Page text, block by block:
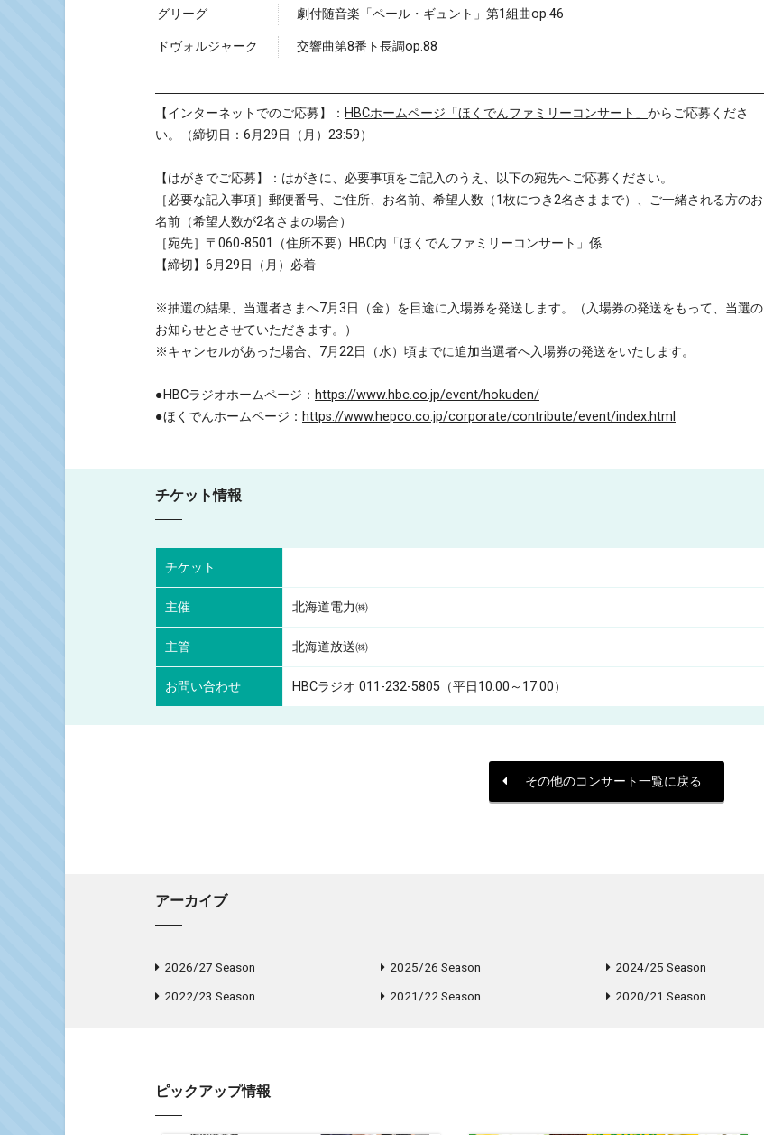
グリーグ 劇付随音楽「ペール・ギュント」第1組曲op.46
ドヴォルジャーク 交響曲第8番ト長調op.88
【インターネットでのご応募】： HBCホームページ「ほくでんファミリーコンサート」 からご応募くださ
い。（締切日：6月29日（月）23:59）
【はがきでご応募】：はがきに、必要事項をご記入のうえ、以下の宛先へご応募ください。
［必要な記入事項］郵便番号、ご住所、お名前、希望人数（1枚につき2名さままで）、ご一緒される方のお
名前（希望人数が2名さまの場合）
［宛先］〒060-8501（住所不要）HBC内「ほくでんファミリーコンサート」係
【締切】6月29日（月）必着
※抽選の結果、当選者さまへ7月3日（金）を目途に入場券を発送します。（入場券の発送をもって、当選の
お知らせとさせていただきます。）
※キャンセルがあった場合、7月22日（水）頃までに追加当選者へ入場券の発送をいたします。
●HBCラジオホームページ： https://www.hbc.co.jp/event/hokuden/
●ほくでんホームページ： https://www.hepco.co.jp/corporate/contribute/event/index.html
チケット情報
チケット
主催 北海道電力㈱
主管 北海道放送㈱
お問い合わせ HBCラジオ 011-232-5805（平日10:00～17:00）
その他のコンサート一覧に戻る
アーカイブ
2026/27 Season 2025/26 Season 2024/25 Season
2022/23 Season
2021/22 Season 2020/21 Season
ピックアップ情報